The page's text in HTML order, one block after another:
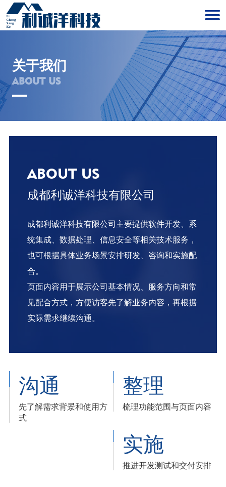
关于我们
ABOUT US
ABOUT US
成都利诚洋科技有限公司
成都利诚洋科技有限公司主要提供软件开发、系
统集成、数据处理、信息安全等相关技术服务，
也可根据具体业务场景安排研发、咨询和实施配
合。
页面内容用于展示公司基本情况、服务方向和常
见配合方式，方便访客先了解业务内容，再根据
实际需求继续沟通。
沟通
先了解需求背景和使用方
式
整理
梳理功能范围与页面内容
实施
推进开发测试和交付安排